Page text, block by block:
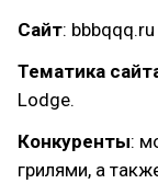
Сайт: bbbqqq.ru
Тематика
Lodge.
Конкуренты:
грилями, а